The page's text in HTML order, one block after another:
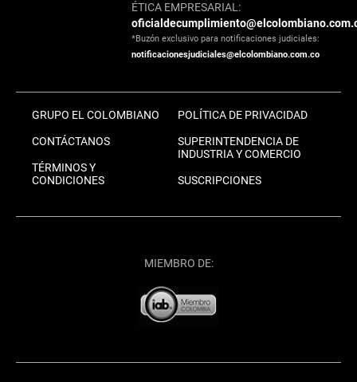
ÉTICA EMPRESARIAL:
*Buzón exclusivo para notificaciones judiciales:
notificacionesjudiciales@elcolombiano.com.co
GRUPO EL COLOMBIANO
CONTÁCTANOS
TÉRMINOS Y
CONDICIONES
POLÍTICA DE PRIVACIDAD
SUPERINTENDENCIA DE
INDUSTRIA Y COMERCIO
SUSCRIPCIONES
MIEMBRO DE: